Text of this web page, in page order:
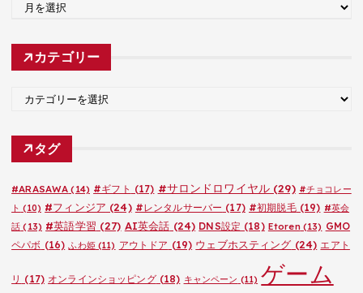
カ
カテゴリー
ゴ
タグ
#ARASAWA (14) #ギフト (17) #サロンドロワイヤル(29) #チョコレー
ト (10) #フィンジア (24) #レンタルサーバー (17) #初期脱毛(19) #英会
話 (13) #英語学習 (27) AI英会話 (24) DNS設定 (18) Etoren(13) GMO
ペパボ (16) ふわ姫(11) アウトドア (19) ウェブホスティング (24) エアト
リ (17) オンラインショッピング(18) キャンペーン (11) ゲーム